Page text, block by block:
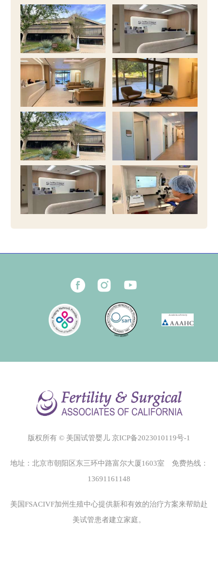
版权所有 © 美国试管婴儿 京ICP备2023010119号-1
地址：北京市朝阳区东三环中路富尔大厦1603室 免费热线：
13691161148
美国FSACIVF加州生殖中心提供新和有效的治疗方案来帮助赴
美试管患者建立家庭。